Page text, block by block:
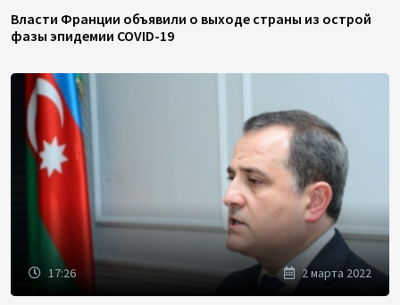
Власти Франции объявили о выходе страны из острой
фазы эпидемии COVID-19
17:26 2 марта 2022